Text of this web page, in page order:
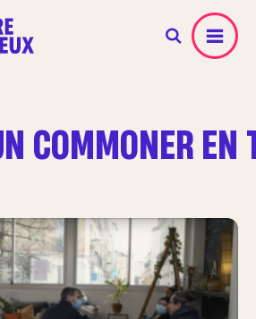
Menu
COMMONER